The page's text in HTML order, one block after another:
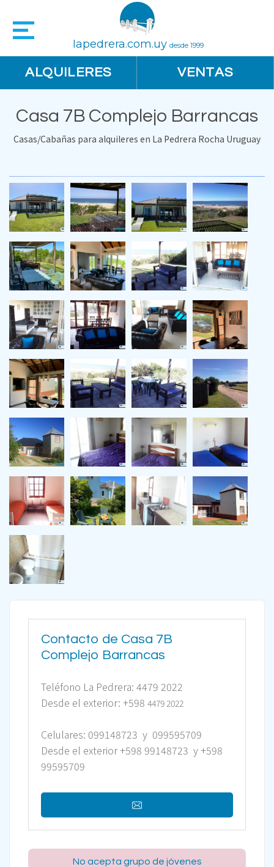
lapedrera.com.uy desde 1999
ALQUILERES VENTAS
Casa 7B Complejo Barrancas
Casas/Cabañas para alquileres en La Pedrera Rocha Uruguay
Contacto de Casa 7B
Complejo Barrancas
Teléfono La Pedrera: 4479 2022
Desde el exterior: +598 4479 2022
Celulares: 099148723 y 099595709
Desde el exterior +598 99148723 y +598
99595709
No acepta grupo de jóvenes